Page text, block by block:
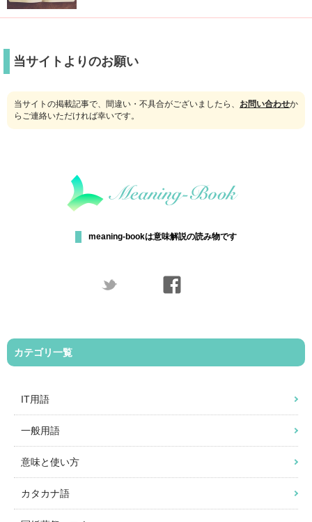
当サイトよりのお願い
当サイトの掲載記事で、間違い・不具合がございましたら、 お問い合わせか
らご連絡いただければ幸いです。
meaning-bookは意味解説の読み物です
カテゴリ一覧
IT用語
一般用語
意味と使い方
カタカナ語